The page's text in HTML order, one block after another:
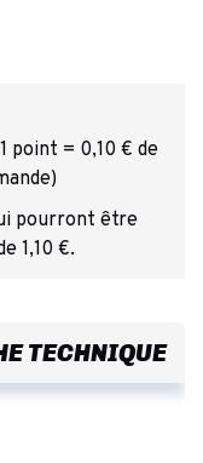
point = 0,10 € de
pourront être
1,10 €.
TECHNIQUE